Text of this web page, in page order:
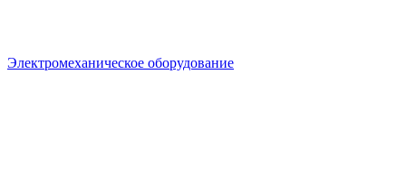
Электромеханическое оборудование